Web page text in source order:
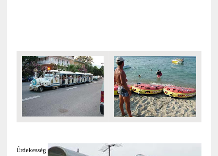
Érdekesség